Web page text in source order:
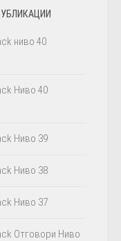
ниво 40
Ниво 40
Ниво 39
Ниво 38
Ниво 37
Отговори Ниво